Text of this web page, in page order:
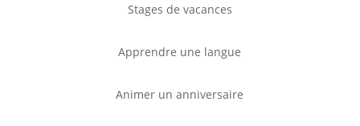
Stages de vacances
Apprendre une langue
Animer un anniversaire